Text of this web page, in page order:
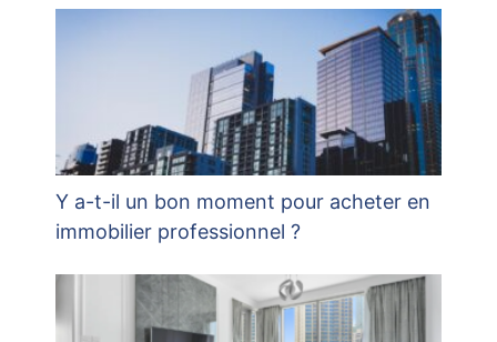
Y a-t-il un bon moment pour acheter en
immobilier professionnel ?